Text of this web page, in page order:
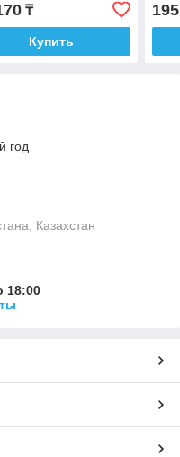
₸
Купить
год
Казахстан
18:00